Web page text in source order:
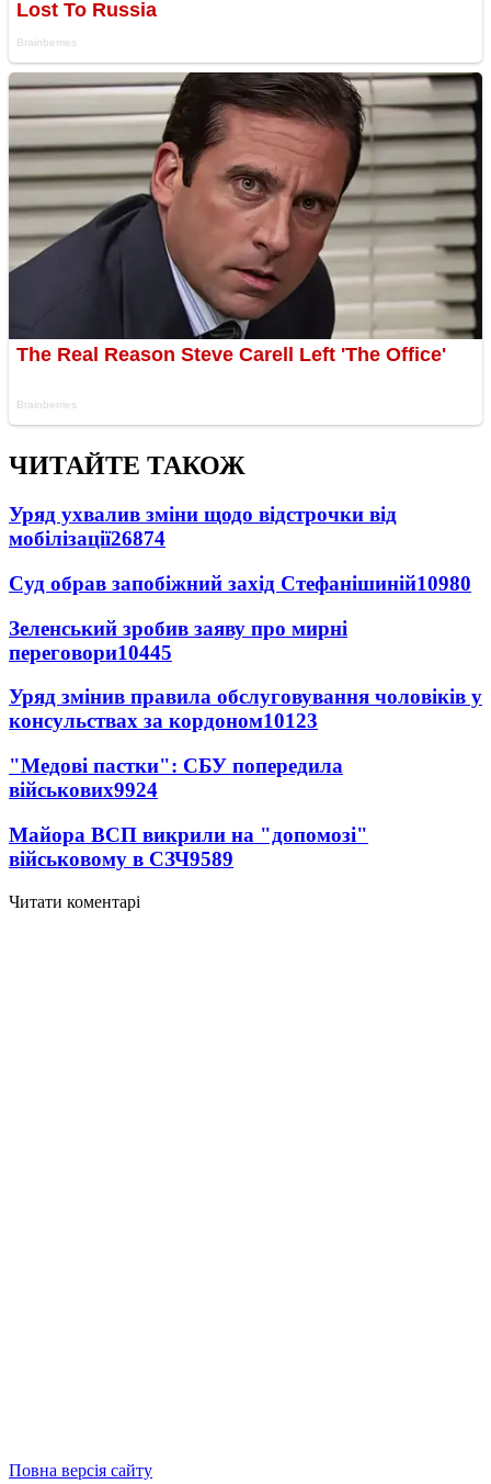
ЧИТАЙТЕ ТАКОЖ
Уряд ухвалив зміни щодо відстрочки від
мобілізації26874
Суд обрав запобіжний захід Стефанішиній10980
Зеленський зробив заяву про мирні
переговори10445
Уряд змінив правила обслуговування чоловіків у
консульствах за кордоном10123
"Медові пастки": СБУ попередила
військових9924
Майора ВСП викрили на "допомозі"
військовому в СЗЧ9589
Читати коментарі
Повна версія сайту